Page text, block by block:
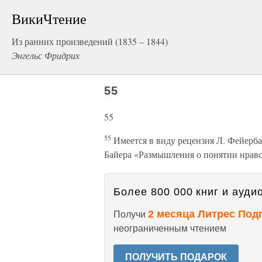
ВикиЧтение
Из ранних произведений (1835 – 1844)
Энгельс Фридрих
55
55
55 Имеется в виду рецензия Л.
Байера «Размышления о понятии
Более 800 000 книг и
Получи 2 месяца Литрес
неограниченным чтением
ПОЛУЧИТЬ ПОДАРОК